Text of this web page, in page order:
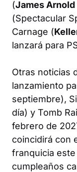
(James
(Spectacular
Carnage (
lanzará para
Otras noticias
lanzamiento
septiembre),
día) y Tomb
febrero de
coincidirá con
franquicia
cumpleaños